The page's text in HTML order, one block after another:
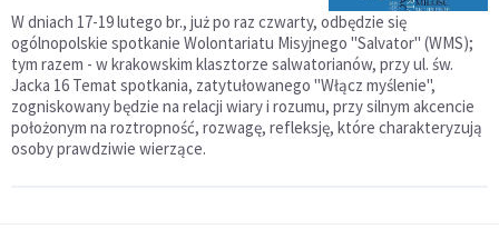
W dniach 17-19 lutego br., już po raz czwarty, odbędzie się
ogólnopolskie spotkanie Wolontariatu Misyjnego "Salvator" (WMS);
tym razem - w krakowskim klasztorze salwatorianów, przy ul. św.
Jacka 16 Temat spotkania, zatytułowanego "Włącz myślenie",
zogniskowany będzie na relacji wiary i rozumu, przy silnym akcencie
położonym na roztropność, rozwagę, refleksję, które charakteryzują
osoby prawdziwie wierzące.